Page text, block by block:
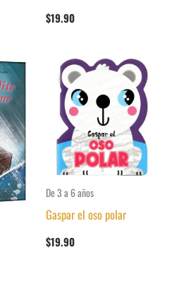
$19.90
De 3 a 6 años
Gaspar el oso polar
$19.90